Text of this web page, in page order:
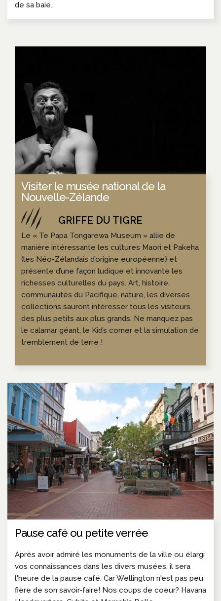
de sa baie.
Visiter le musée national de la
Nouvelle-Zélande
Le « Te Papa Tongarewa Museum » allie de
manière intéressante les cultures Maori et Pakeha
(les Néo-Zélandais d’origine européenne) et
présente d’une façon ludique et innovante les
richesses culturelles du pays. Art, histoire,
communautés du Pacifique, nature, les diverses
collections sauront intéresser tous les visiteurs,
des plus petits aux plus grands. Ne manquez pas
le calamar géant, le Kid’s corner et la simulation de
tremblement de terre !
Pause café ou petite verrée
Après avoir admiré les monuments de la ville ou élargi
vos connaissances dans les divers musées, il sera
l'heure de la pause café. Car Wellington n'est pas peu
fière de son savoir-faire! Nos coups de coeur? Havana